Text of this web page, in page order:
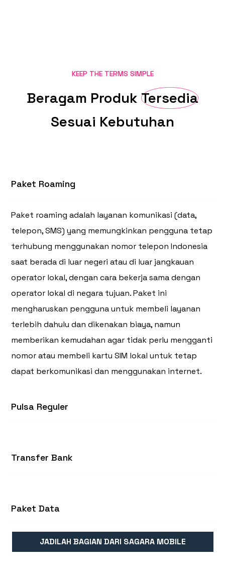
KEEP THE TERMS SIMPLE
Beragam Produk Tersedia
Sesuai Kebutuhan
Paket Roaming
Paket roaming adalah layanan komunikasi (data,
telepon, SMS) yang memungkinkan pengguna tetap
terhubung menggunakan nomor telepon Indonesia
saat berada di luar negeri atau di luar jangkauan
operator lokal, dengan cara bekerja sama dengan
operator lokal di negara tujuan. Paket ini
mengharuskan pengguna untuk membeli layanan
terlebih dahulu dan dikenakan biaya, namun
memberikan kemudahan agar tidak perlu mengganti
nomor atau membeli kartu SIM lokal untuk tetap
dapat berkomunikasi dan menggunakan internet.
Pulsa Reguler
Transfer Bank
Paket Data
JADILAH BAGIAN DARI SAGARA MOBILE